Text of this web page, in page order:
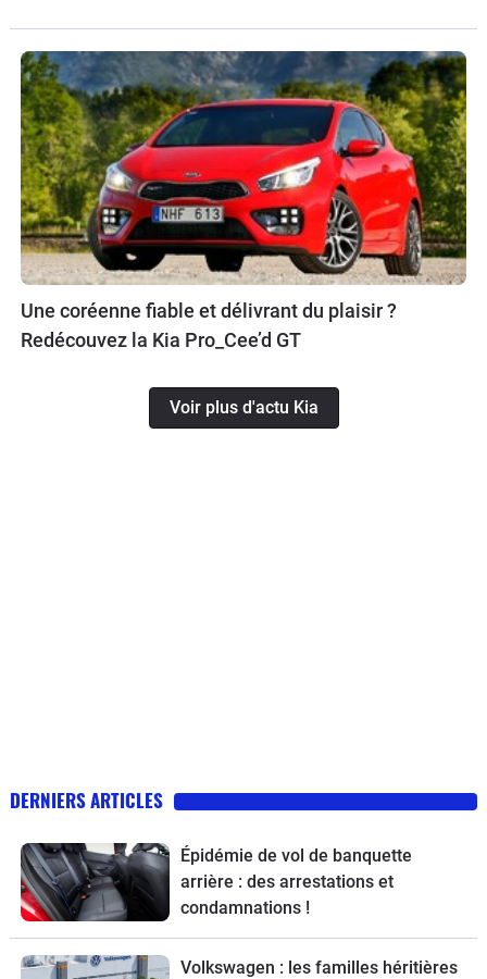
Une coréenne fiable et délivrant du plaisir ?
Redécouvez la Kia Pro_Cee’d GT
Voir plus d'actu Kia
DERNIERS ARTICLES
Épidémie de vol de banquette
arrière : des arrestations et
condamnations !
Volkswagen : les familles héritières